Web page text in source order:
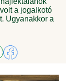
a jogalkotó
Ugyanakkor a